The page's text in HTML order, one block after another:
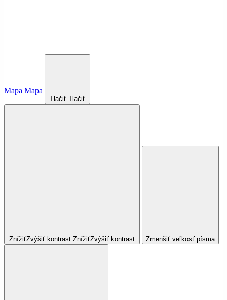
Mapa Mapa
Tlačiť Tlačiť
ZnížiťZvýšiť kontrast ZnížiťZvýšiť kontrast Zmenšiť veľkosť písma